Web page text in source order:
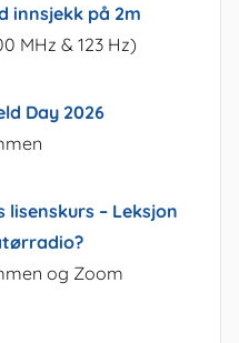
innsjekk på 2m
MHz & 123 Hz)
Day 2026
lisenskurs – Leksjon
og Zoom